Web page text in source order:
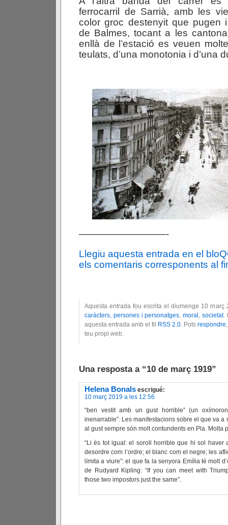
ferrocarril de Sarrià, amb les
color groc destenyit que pugen
de Balmes, tocant a les
enllà de l’estació es veuen
teulats, d’una monotonia i d’una
—————————-
Llegiu aquesta entrada en el
els comentaris corresponents al
Aquesta entrada fou escrita el diumenge 10
caràcters, persones i personatges,moral ,societat.
aquesta entrada amb el fil
RSS 2.0. Pots respondre
teu propi web.
Una resposta a “10 de març 1919”
Helena Bonals escrigué:
10 març 2019 a les 12.56
“ben vestit amb un gust horrible” (un
inenarrable”. Les manifestacions sobre el que va a
al gust sempre són molt contundents en Pla. Molta
“Li és tot igual: el soroll horrible que hi sol haver
desordre com l’ordre; el blanc com el negre; les
límita a viure”: el que fa la senyora Emília té molt
de Rudyard Kipling: “If you can meet with
those two impostors just the same”.